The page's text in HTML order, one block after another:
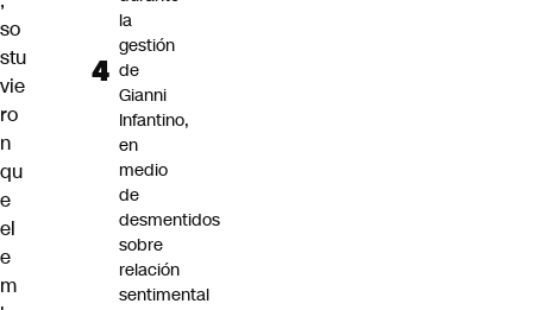
so
stu
vie
ro
n
qu
e
el
e
m
la
gestión
de
Gianni
Infantino,
en
medio
de
desmentidos
sobre
relación
sentimental